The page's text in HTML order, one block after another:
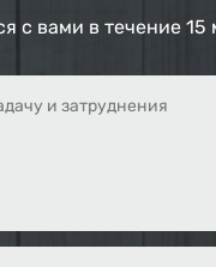
с вами в течение 15